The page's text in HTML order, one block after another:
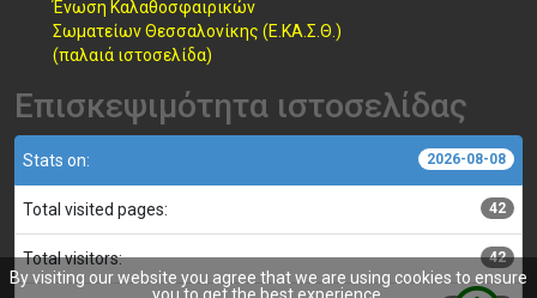
Ένωση Καλαθοσφαιρικών
Σωματείων Θεσσαλονίκης (Ε.ΚΑ.Σ.Θ.)
(παλαιά ιστοσελίδα)
Επισκεψιμότητα ιστοσελίδας
Stats on: 2026-08-08
Total visited pages: 42
Total visitors: 42
By visiting our website you agree that we are using cookies to ensure